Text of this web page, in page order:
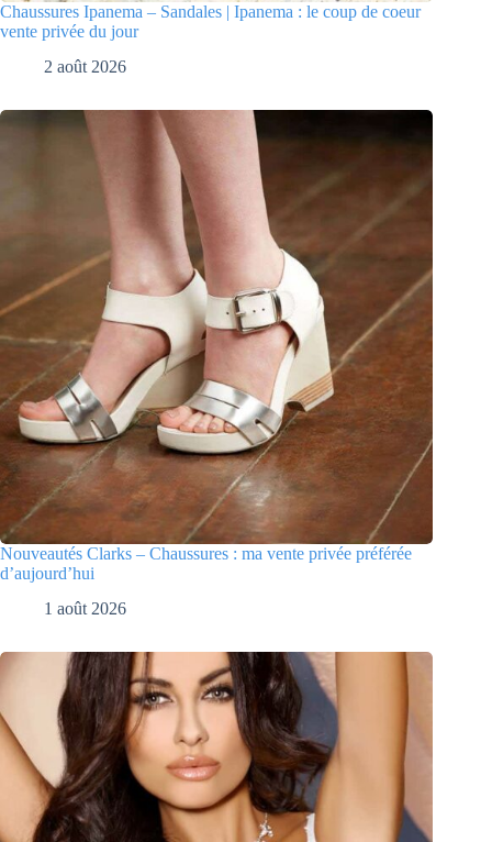
Chaussures Ipanema – Sandales | Ipanema : le coup de coeur
vente privée du jour
2 août 2026
Nouveautés Clarks – Chaussures : ma vente privée préférée
d’aujourd’hui
1 août 2026